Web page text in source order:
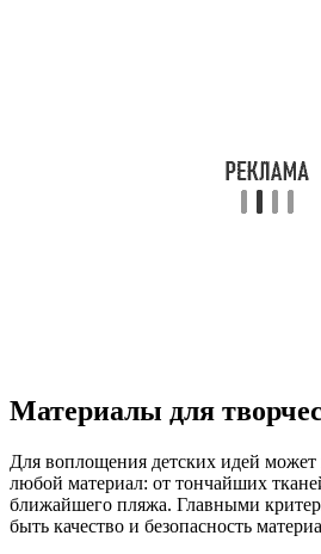
Материалы для
Для воплощения детских идей может
любой материал: от тончайших
ближайшего пляжа. Главными
быть качество и безопасность